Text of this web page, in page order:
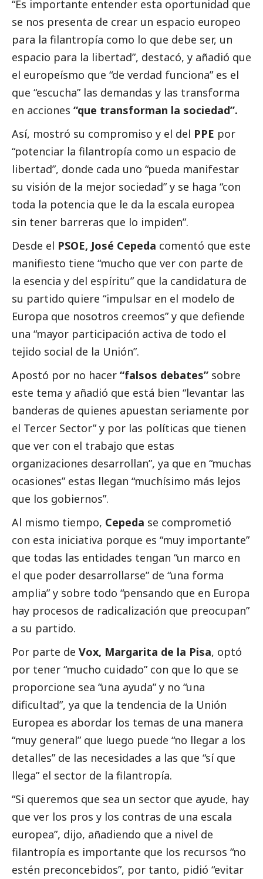
“Es importante entender esta oportunidad que
se nos presenta de crear un espacio europeo
para la filantropía como lo que debe ser, un
espacio para la libertad”, destacó, y añadió que
el europeísmo que “de verdad funciona” es el
que “escucha” las demandas y las transforma
en acciones “que transforman la sociedad”.
Así, mostró su compromiso y el del PPE por
“potenciar la filantropía como un espacio de
libertad”, donde cada uno “pueda manifestar
su visión de la mejor sociedad” y se haga “con
toda la potencia que le da la escala europea
sin tener barreras que lo impiden”.
Desde el PSOE, José Cepeda comentó que este
manifiesto tiene “mucho que ver con parte de
la esencia y del espíritu” que la candidatura de
su partido quiere “impulsar en el modelo de
Europa que nosotros creemos” y que defiende
una “mayor participación activa de todo el
tejido social de la Unión”.
Apostó por no hacer “falsos debates” sobre
este tema y añadió que está bien “levantar las
banderas de quienes apuestan seriamente por
el Tercer Sector” y por las políticas que tienen
que ver con el trabajo que estas
organizaciones desarrollan”, ya que en “muchas
ocasiones” estas llegan “muchísimo más lejos
que los gobiernos”.
Al mismo tiempo, Cepeda se comprometió
con esta iniciativa porque es “muy importante”
que todas las entidades tengan “un marco en
el que poder desarrollarse” de “una forma
amplia” y sobre todo “pensando que en Europa
hay procesos de radicalización que preocupan”
a su partido.
Por parte de Vox, Margarita de la Pisa, optó
por tener “mucho cuidado” con que lo que se
proporcione sea “una ayuda” y no “una
dificultad”, ya que la tendencia de la Unión
Europea es abordar los temas de una manera
“muy general” que luego puede “no llegar a los
detalles” de las necesidades a las que “sí que
llega” el sector de la filantropía.
“Si queremos que sea un sector que ayude, hay
que ver los pros y los contras de una escala
europea”, dijo, añadiendo que a nivel de
filantropía es importante que los recursos “no
estén preconcebidos”, por tanto, pidió “evitar